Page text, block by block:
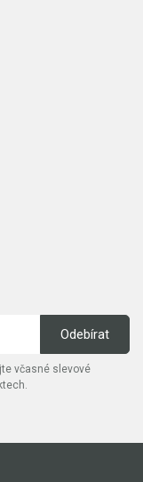
včasné slevové